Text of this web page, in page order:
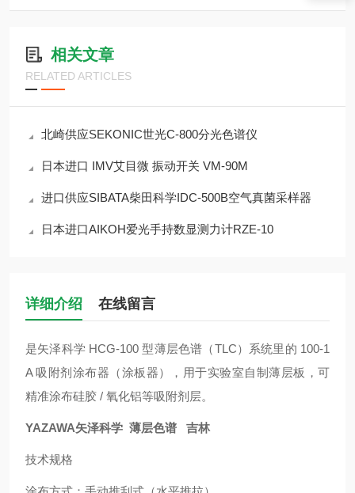
相关文章
RELATED ARTICLES
北崎供应SEKONIC世光C-800分光色谱仪
日本进口 IMV艾目微 振动开关 VM-90M
进口供应SIBATA柴田科学IDC-500B空气真菌采样器
日本进口AIKOH爱光手持数显测力计RZE-10
详细介绍 在线留言
是矢泽科学 HCG-100 型薄层色谱（TLC）系统里的 100-1
A 吸附剂涂布器（涂板器），用于实验室自制薄层板，可
精准涂布硅胶 / 氧化铝等吸附剂层。
YAZAWA矢泽科学 薄层色谱 吉林
技术规格